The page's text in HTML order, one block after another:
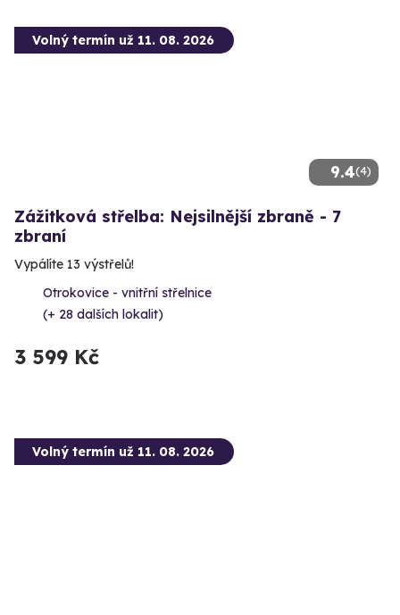
9.4(4)
Volný termín už 11. 08. 2026
Zážitková střelba: Nejsilnější zbraně - 7
zbraní
Vypálíte 13 výstřelů!
Otrokovice - vnitřní střelnice
(+ 28 dalších lokalit)
3 599 Kč
Volný termín už 11. 08. 2026